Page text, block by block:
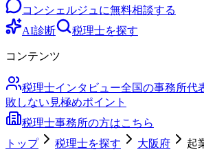
コンシェルジュに無料相談する
AI診断
税理士を探す
コンテンツ
税理士インタビュー全国の事務所代
敗しない見極めポイント
税理士事務所の方はこちら
トップ
税理士を探す 大阪府 起